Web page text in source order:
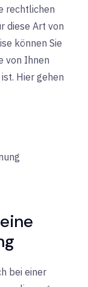
rechtlichen
diese Art von
können Sie
von Ihnen
Hier gehen
bei einer